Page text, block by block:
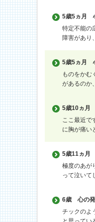
5歳5ヵ月
特定不能の
障害があり
5歳5ヵ月
ものをかむ
があるのか
5歳10ヵ月
ここ最近で
に胸が痛い
5歳11ヵ月
極度のあが
って泣いて
6歳
心の
チックのよ